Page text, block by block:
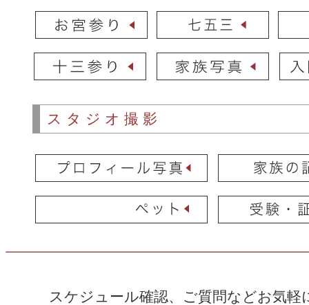
スタジオ撮影
スケジュール確認、ご質問などお気軽